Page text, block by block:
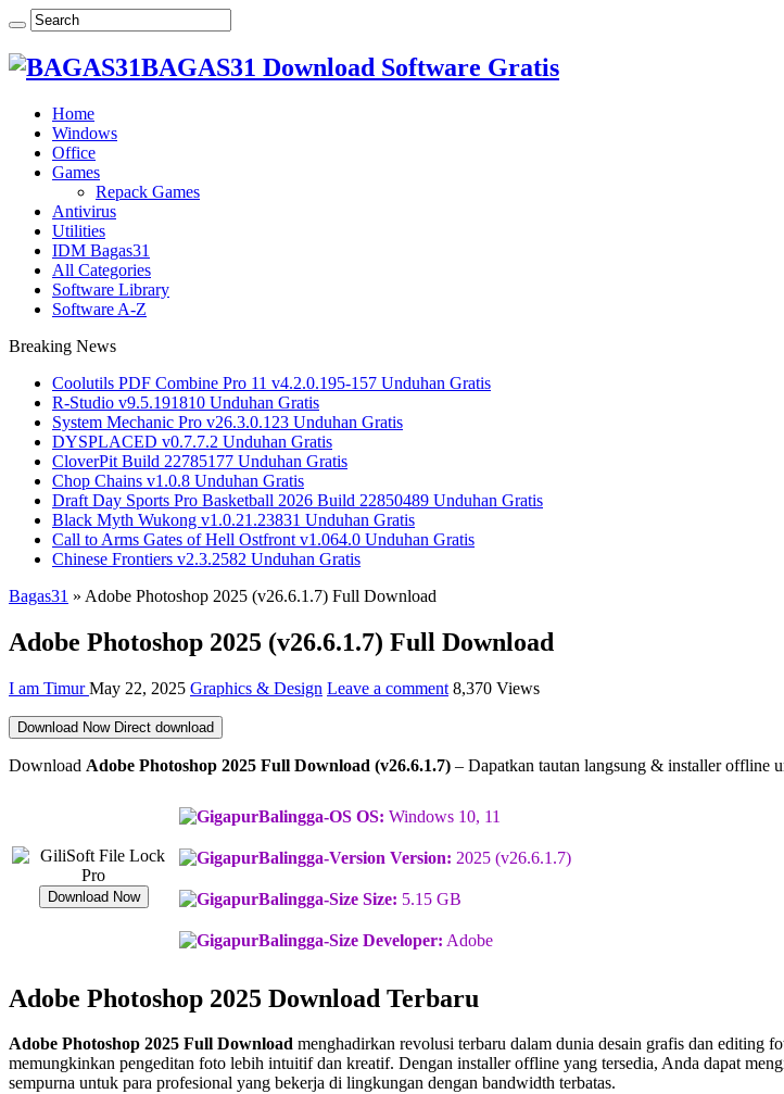
BAGAS31 Download Software Gratis
Home
Windows
Office
Games
Repack Games
Antivirus
Utilities
IDM Bagas31
All Categories
Software Library
Software A-Z
Breaking News
Coolutils PDF Combine Pro 11 v4.2.0.195-157 Unduhan Gratis
R-Studio v9.5.191810 Unduhan Gratis
System Mechanic Pro v26.3.0.123 Unduhan Gratis
DYSPLACED v0.7.7.2 Unduhan Gratis
CloverPit Build 22785177 Unduhan Gratis
Chop Chains v1.0.8 Unduhan Gratis
Draft Day Sports Pro Basketball 2026 Build 22850489 Unduhan Gratis
Black Myth Wukong v1.0.21.23831 Unduhan Gratis
Call to Arms Gates of Hell Ostfront v1.064.0 Unduhan Gratis
Chinese Frontiers v2.3.2582 Unduhan Gratis
Bagas31 » Adobe Photoshop 2025 (v26.6.1.7) Full Download
Adobe Photoshop 2025 (v26.6.1.7) Full Download
I am TimurMay 22, 2025 Graphics & Design Leave a comment 8,370 Views
Download Now Direct download
Download Adobe Photoshop 2025 Full Download (v26.6.1.7) – Dapatkan tautan langsung & installer offline
Download Now
OS: Windows 10, 11
Version: 2025 (v26.6.1.7)
Size: 5.15 GB
Developer: Adobe
Adobe Photoshop 2025 Download Terbaru
Adobe Photoshop 2025 Full Download menghadirkan revolusi terbaru dalam dunia desain grafis dan editing
memungkinkan pengeditan foto lebih intuitif dan kreatif. Dengan installer offline yang tersedia, Anda dapat
sempurna untuk para profesional yang bekerja di lingkungan dengan bandwidth terbatas.